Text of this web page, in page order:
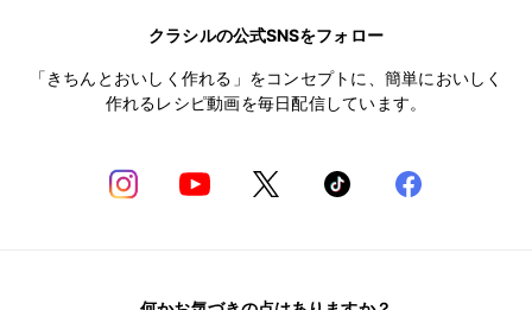
クラシルの公式SNSをフォロー
「きちんとおいしく作れる」をコンセプトに、簡単においしく
作れるレシピ動画を毎日配信しています。